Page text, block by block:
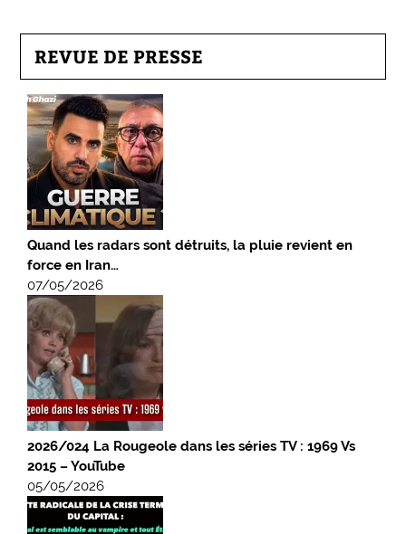
REVUE DE PRESSE
Quand les radars sont détruits, la pluie revient en
force en Iran…
07/05/2026
2026/024 La Rougeole dans les séries TV : 1969 Vs
2015 – YouTube
05/05/2026